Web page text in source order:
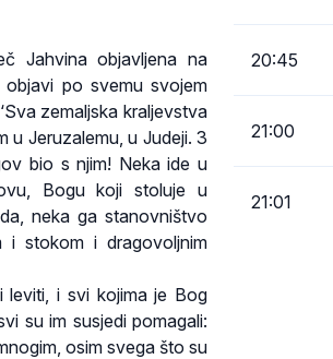
Jahvina objavljena na
objavi po svemu svojem
zemaljska kraljevstva
u Jeruzalemu, u Judeji. 3
bio s njim! Neka ide u
Bogu koji stoluje u
neka ga stanovništvo
i stokom i dragovoljnim
leviti, i svi kojima je Bog
su im susjedi pomagali:
osim svega što su
20:45
21:00
21:01